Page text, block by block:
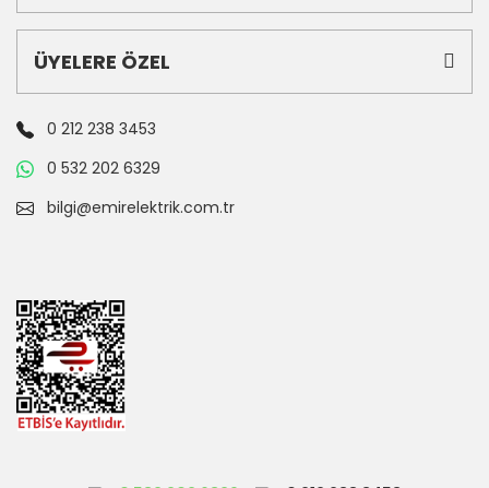
ÜYELERE ÖZEL
0 212 238 3453
0 532 202 6329
bilgi@emirelektrik.com.tr